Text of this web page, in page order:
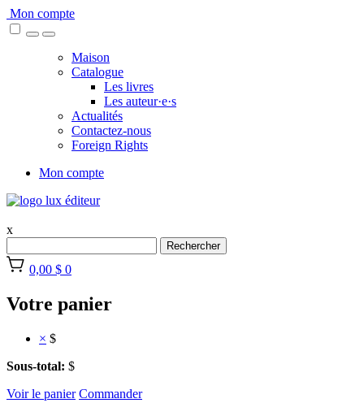
Skip
to
Mon compte
Maison
Catalogue
Les livres
Les auteur·e·s
Actualités
Contactez-nous
Foreign Rights
Mon compte
x
Rechercher
0,00 $ 0
Votre panier
× $
Sous-total: $
Voir le panier Commander